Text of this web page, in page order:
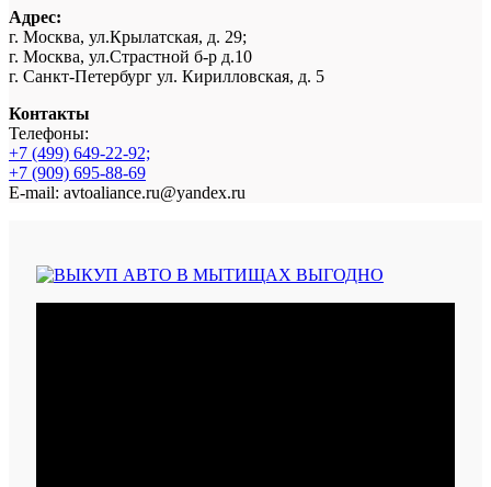
Адрес:
г. Москва, ул.Крылатская, д. 29;
г. Москва, ул.Страстной б-р д.10
г. Санкт-Петербург ул. Кирилловская, д. 5
Контакты
Телефоны:
+7 (499) 649-22-92;
+7 (909) 695-88-69
E-mail: avtoaliance.ru@yandex.ru